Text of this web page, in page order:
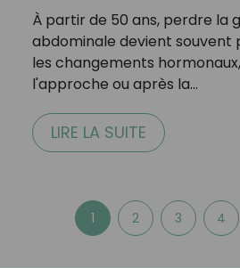
À partir de 50 ans, perdre la
abdominale devient souvent
les changements
l'approche ou après la…
LIRE LA SUITE
1 2 3 4